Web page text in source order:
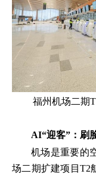
福州机场二期
AI“迎客”：刷
机场是重要的
场二期扩建项目T2